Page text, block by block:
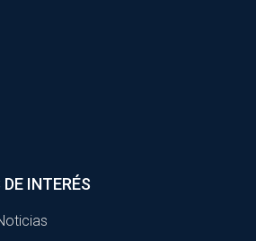
INTERÉS